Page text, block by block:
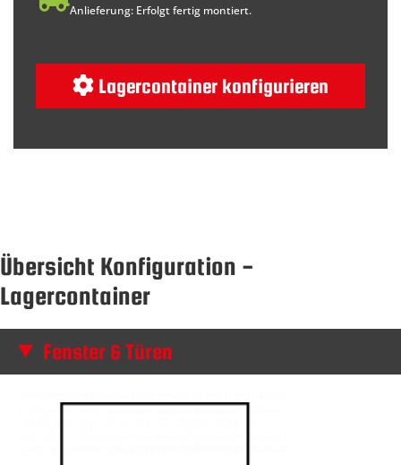
Anlieferung: Erfolgt fertig montiert.
Lagercontainer konfigurieren
Übersicht Konfiguration -
Lagercontainer
Fenster & Türen